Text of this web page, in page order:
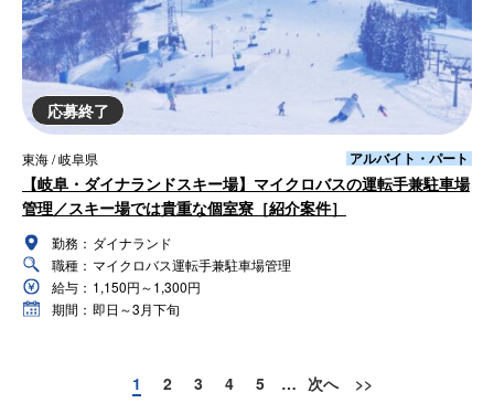
応募終了
東海 / 岐阜県 アルバイト・パート
【岐阜・ダイナランドスキー場】マイクロバスの運転手兼駐車場
管理／スキー場では貴重な個室寮［紹介案件］
勤務： ダイナランド
職種： マイクロバス運転手兼駐車場管理
給与： 1,150円～1,300円
期間： 即日～3月下旬
1 2 3 4 5 … 次へ >>